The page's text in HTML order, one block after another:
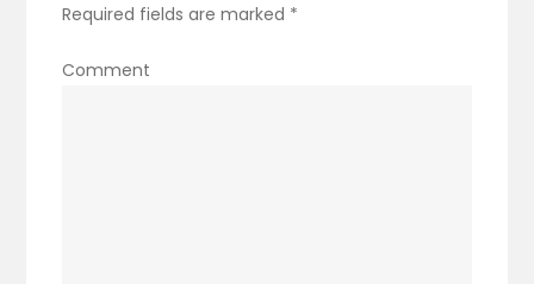
Required fields are marked *
Comment